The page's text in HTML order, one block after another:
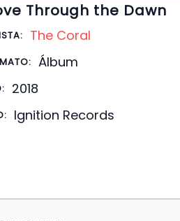
Through the Dawn
The Coral
Álbum
2018
Ignition Records